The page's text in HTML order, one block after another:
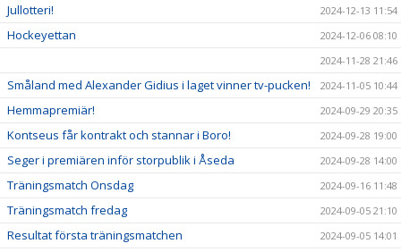
Jullotteri! 2024-12-13 11:54
Hockeyettan
2024-12-06 08:10
2024-11-28 21:46
Småland med Alexander Gidius i laget vinner tv-pucken! 2024-11-05 10:44
Hemmapremiär! 2024-09-29 20:35
Kontseus får kontrakt och stannar i Boro! 2024-09-28 19:00
Seger i premiären inför storpublik i Åseda 2024-09-28 14:00
Träningsmatch Onsdag 2024-09-16 11:48
Träningsmatch fredag 2024-09-05 21:10
Resultat första träningsmatchen
2024-09-05 14:01